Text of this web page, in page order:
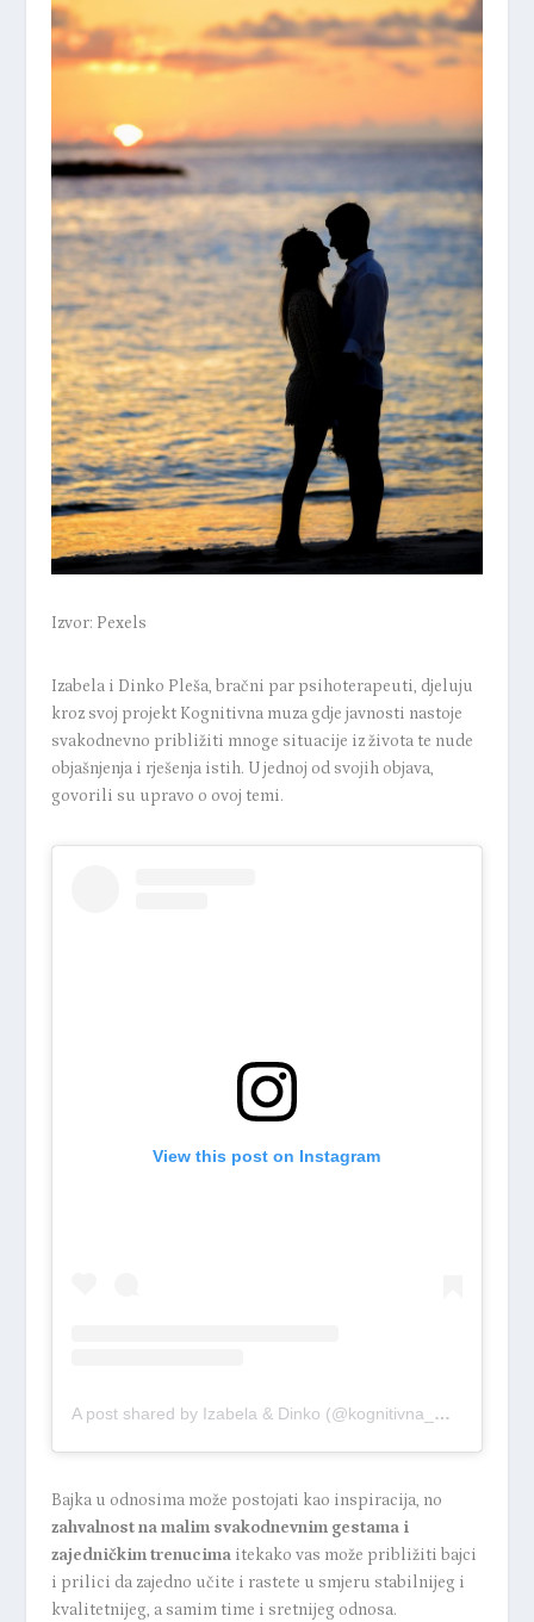
Izvor: Pexels
Izabela i Dinko Pleša, bračni par psihoterapeuti, djeluju
kroz svoj projekt Kognitivna muzagdje javnosti nastoje
svakodnevno približiti mnoge situacije iz života te nude
objašnjenja i rješenja istih. U jednoj od svojih objava,
govorili su upravo o ovoj temi.
View this post on Instagram
A post shared by Izabela & Dinko (@kognitivna_muza)
Bajka u odnosima može postojati kao inspiracija, no
zahvalnost na malim svakodnevnim gestama i
zajedničkim trenucimaitekako vas može približiti bajci
i prilici da zajedno učite i rastete u smjeru stabilnijeg i
kvalitetnijeg, a samim time i sretnijeg odnosa.